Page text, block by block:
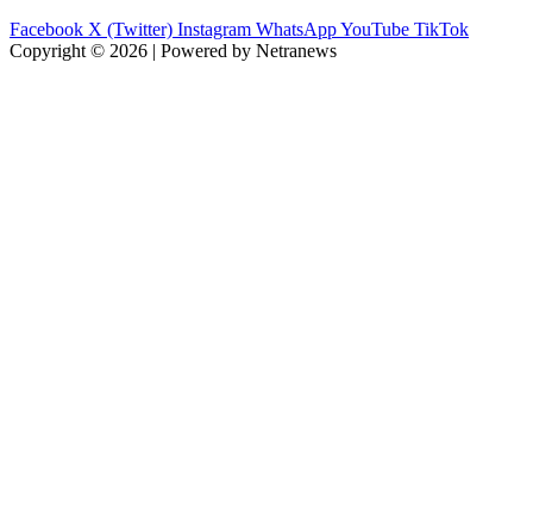
Facebook X (Twitter) Instagram WhatsAppYouTube TikTok
Copyright © 2026 | Powered by Netranews